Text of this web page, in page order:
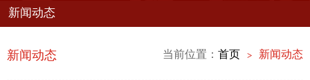
新闻动态
当前位置： 首页 新闻动态
新闻动态